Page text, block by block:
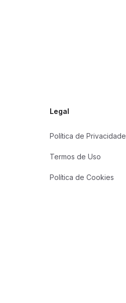
Legal
Política de Privacidade
Termos de Uso
Política de Cookies